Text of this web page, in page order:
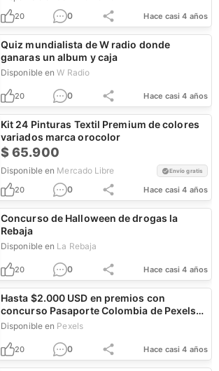
20 0 Hace casi 4 años
Quiz mundialista de W radio donde
ganaras un album y caja
Disponible en W Radio
20 0 Hace casi 4 años
Kit 24 Pinturas Textil Premium de colores
variados marca orocolor
$65.900
Disponible en Mercado Libre Envío gratis
20 0 Hace casi 4 años
Concurso de Halloween de drogas la
Rebaja
Disponible en La Rebaja
20 0 Hace casi 4 años
Hasta $2.000 USD en premios con
concurso Pasaporte Colombia de Pexels
Latam
Disponible en Pexels
20 0 Hace casi 4 años